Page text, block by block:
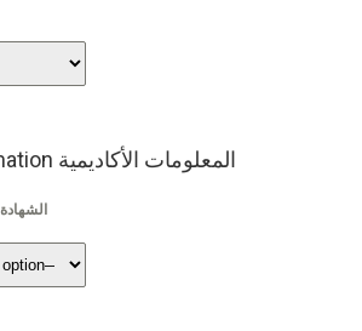
Academic Information المعلومات الأكاديمية